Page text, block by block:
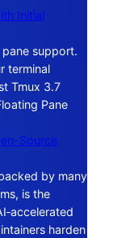
Initial
support.
terminal
Tmux 3.7
Pane
Source
by many
is the
harden